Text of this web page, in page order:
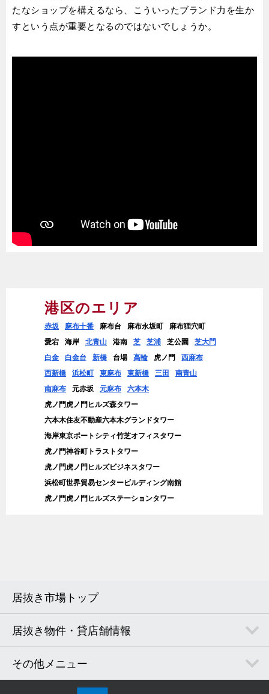
たなショップを構えるなら、こういったブランド力を生か
すという点が重要となるのではないでしょうか。
港区のエリア
赤坂 麻布十番 麻布台 麻布永坂町
麻布狸穴町
愛宕 海岸 北青山 港南 芝 芝浦 芝公園 芝大門
白金
白金台 新橋 台場 高輪 虎ノ門 西麻布
西新橋 浜松町 東麻布 東新橋 三田
南青山
南麻布 元赤坂 元麻布 六本木
虎ノ門虎ノ門ヒルズ森タワー
六本木住友不動産六本木グランドタワー
海岸東京ポートシティ竹芝オフィスタワー
虎ノ門神谷町トラストタワー
虎ノ門虎ノ門ヒルズビジネスタワー
浜松町世界貿易センタービルディング南館
虎ノ門虎ノ門ヒルズステーションタワー
居抜き市場トップ
居抜き物件・貸店舗情報
その他メニュー